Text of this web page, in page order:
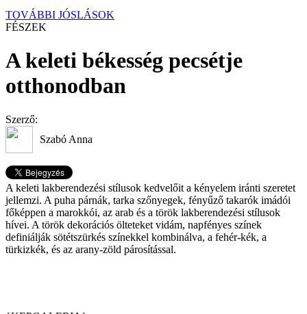
TOVÁBBI JÓSLÁSOK
FÉSZEK
A keleti békesség pecsétje
otthonodban
Szerző:
Szabó Anna
A keleti lakberendezési stílusok kedvelőit a kényelem iránti szeretet
jellemzi. A puha párnák, tarka szőnyegek, fényűző takarók imádói
főképpen a marokkói, az arab és a török lakberendezési stílusok
hívei. A török dekorációs ölteteket vidám, napfényes színek
definiálják sötétszürkés színekkel kombinálva, a fehér-kék, a
türkizkék, és az arany-zöld párosítással.